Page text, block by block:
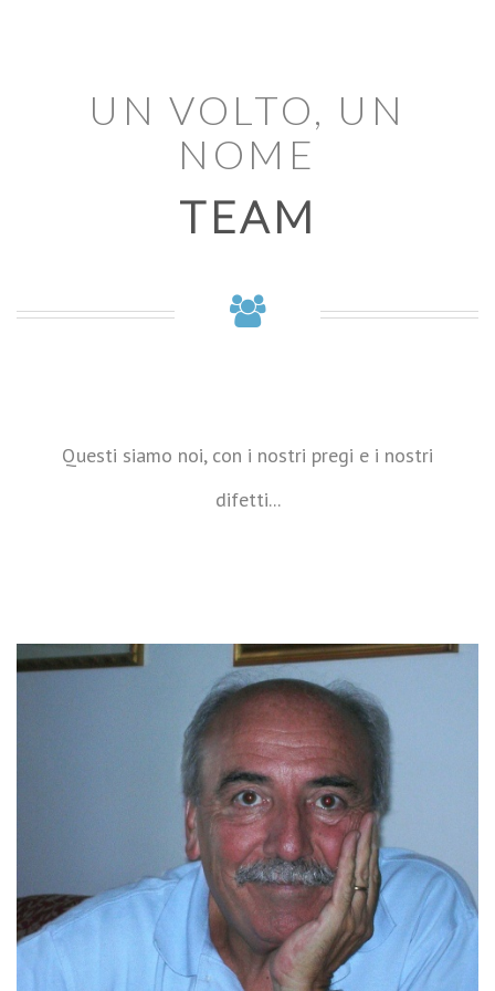
UN VOLTO, UN
NOME
TEAM
Questi siamo noi, con i nostri pregi e i nostri
difetti...